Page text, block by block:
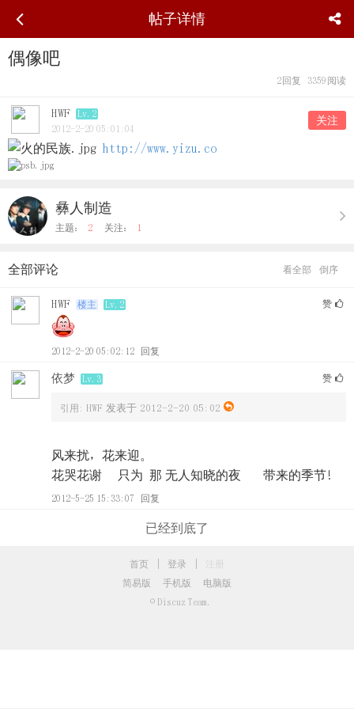
帖子详情
偶像吧
2 回复 3359 阅读
HWF
Lv.2
2012-2-20 05:01:04
关注
http://www.yizu.co
彝人制造
主题： 2 关注： 1
全部评论 倒序
看全部
HWF 楼主 Lv.2 赞
2012-2-20 05:02:12 回复
依梦 Lv.3 赞
引用: HWF 发表于 2012-2-20 05:02
风来扰，花来迎。
花哭花谢 只为 那 无人知晓的夜 带来的季节!
2012-5-25 15:33:07 回复
已经到底了
首页 登录
简易版
手机版
电脑版
© Discuz Team.